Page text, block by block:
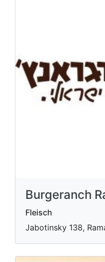
Burgeranch
Fleisch
Jabotinsky 138,